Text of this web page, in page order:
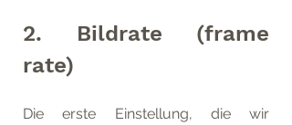
2. Bildrate (frame
rate)
Die erste Einstellung, die wir